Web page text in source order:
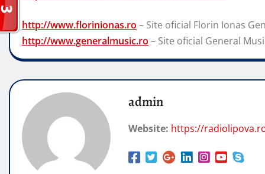
http://www.florinionas.ro – Site oficial Florin Ionas
http://www.generalmusic.ro – Site oficial General
admin
Website: https://